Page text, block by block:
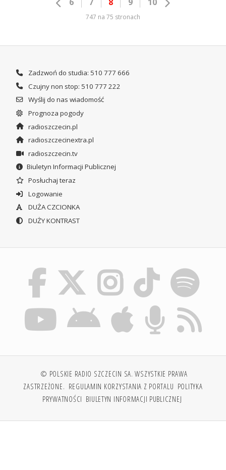
747 na 75 stronach
Zadzwoń do studia: 510 777 666
Czujny non stop: 510 777 222
Wyślij do nas wiadomość
Prognoza pogody
radioszczecin.pl
radioszczecinextra.pl
radioszczecin.tv
Biuletyn Informacji Publicznej
Posłuchaj teraz
Logowanie
DUŻA CZCIONKA
DUŻY KONTRAST
© POLSKIE RADIO SZCZECIN SA. WSZYSTKIE PRAWA
ZASTRZEŻONE. REGULAMIN KORZYSTANIA Z PORTALU POLITYKA
PRYWATNOŚCI BIULETYN INFORMACJI PUBLICZNEJ